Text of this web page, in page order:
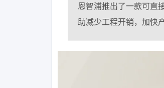
恩智浦推出了一款可直
助减少工程开销，加快